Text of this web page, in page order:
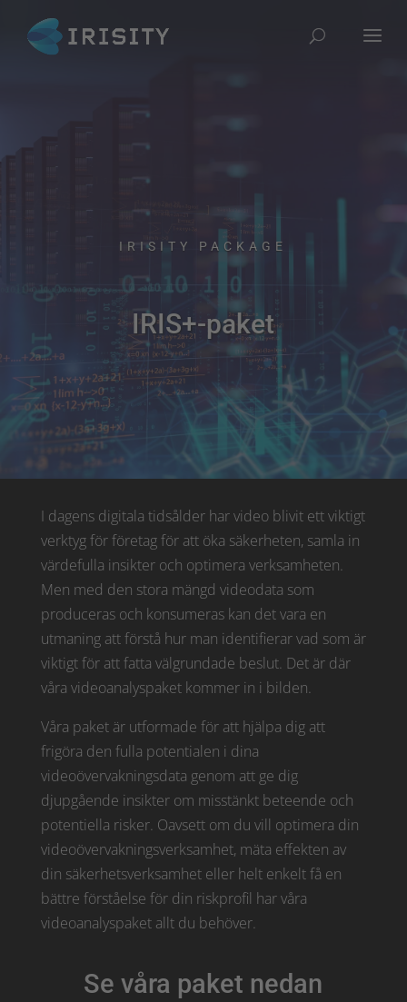
IRISITY PACKAGE
IRIS+-paket
I dagens digitala tidsålder har video blivit ett viktigt
verktyg för företag för att öka säkerheten, samla in
värdefulla insikter och optimera verksamheten.
Men med den stora mängd videodata som
produceras och konsumeras kan det vara en
utmaning att förstå hur man identifierar vad som är
viktigt för att fatta välgrundade beslut. Det är där
våra videoanalyspaket kommer in i bilden.
Våra paket är utformade för att hjälpa dig att
frigöra den fulla potentialen i dina
videoövervakningsdata genom att ge dig
djupgående insikter om misstänkt beteende och
potentiella risker. Oavsett om du vill optimera din
videoövervakningsverksamhet, mäta effekten av
din säkerhetsverksamhet eller helt enkelt få en
bättre förståelse för din riskprofil har våra
videoanalyspaket allt du behöver.
Se våra paket nedan